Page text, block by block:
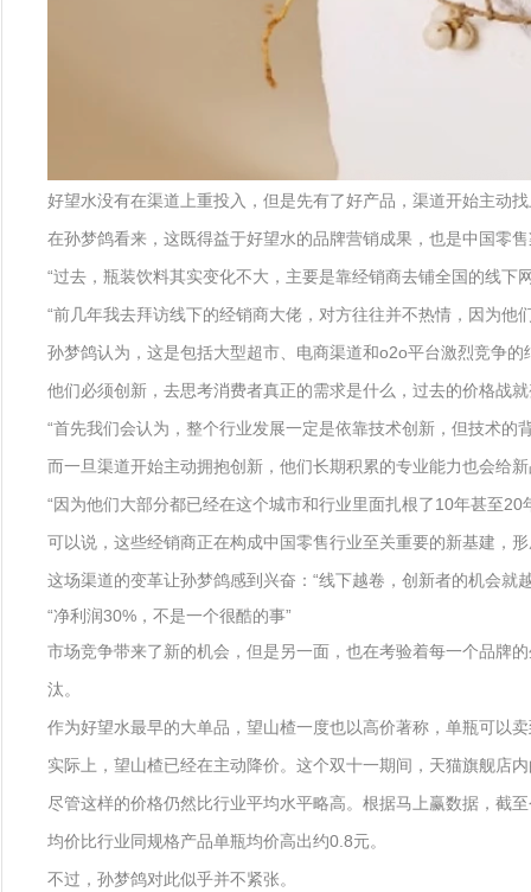
好望水没有在渠道上重投入，但是先有了好产品，渠道开始主动
在孙梦鸽看来，这既得益于好望水的品牌营销成果，也是中国零
“过去，瓶装饮料其实变化不大，主要是靠经销商去铺全国的线
“前几年我去拜访线下的经销商大佬，对方往往并不热情，因为
孙梦鸽认为，这是包括大型超市、电商渠道和o2o平台激烈竞争
他们必须创新，去思考消费者真正的需求是什么，过去的价格战
“首先我们会认为，整个行业发展一定是依靠技术创新，但技术
而一旦渠道开始主动拥抱创新，他们长期积累的专业能力也会给
“因为他们大部分都已经在这个城市和行业里面扎根了10年甚至
可以说，这些经销商正在构成中国零售行业至关重要的新基建，
这场渠道的变革让孙梦鸽感到兴奋：“线下越卷，创新者的机会就
“净利润30%，不是一个很酷的事”
市场竞争带来了新的机会，但是另一面，也在考验着每一个品牌
汰。
作为好望水最早的大单品，望山楂一度也以高价著称，单瓶可以
实际上，望山楂已经在主动降价。这个双十一期间，天猫旗舰店
尽管这样的价格仍然比行业平均水平略高。根据马上赢数据，截
均价比行业同规格产品单瓶均价高出约0.8元。
不过，孙梦鸽对此似乎并不紧张。